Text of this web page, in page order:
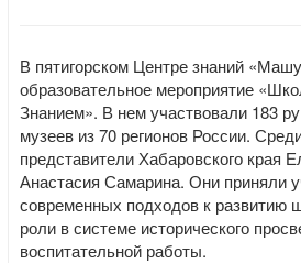
В пятигорском Центре знаний
образовательное мероприятие
Знанием». В нем участвовали 183
музеев из 70 регионов России.
представители Хабаровского края
Анастасия Самарина. Они приняли
современных подходов к развитию
роли в системе исторического
воспитательной работы.